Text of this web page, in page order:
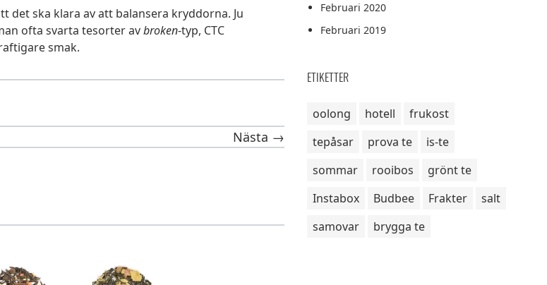
det ska klara av att balansera kryddorna. Ju
ofta svarta tesorter avbroken-typ, CTC
smak.
Nästa →
Februari 2020
Februari 2019
ETIKETTER
oolong hotell
frukost
tepåsar
prova te
is-te
sommar
rooibos
grönt te
Instabox
Budbee Frakter
salt
samovar
brygga te